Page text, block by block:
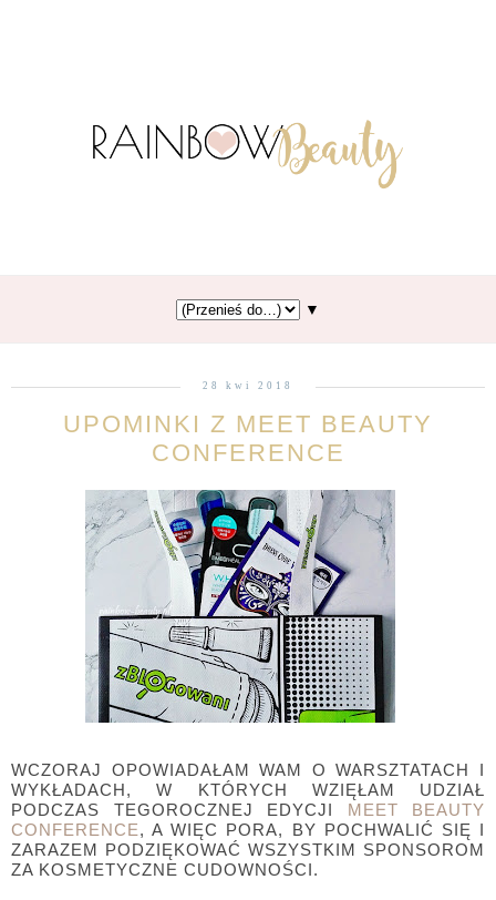
▼
28 kwi 2018
UPOMINKI Z MEET BEAUTY
CONFERENCE
WCZORAJ OPOWIADAŁAM WAM O WARSZTATACH I
WYKŁADACH, W KTÓRYCH WZIĘŁAM UDZIAŁ
PODCZAS TEGOROCZNEJ EDYCJI MEET BEAUTY
CONFERENCE, A WIĘC PORA, BY POCHWALIĆ SIĘ I
ZARAZEM PODZIĘKOWAĆ WSZYSTKIM SPONSOROM
ZA KOSMETYCZNE CUDOWNOŚCI.